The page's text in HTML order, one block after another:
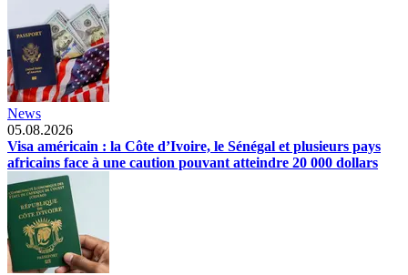
News
05.08.2026
Visa américain : la Côte d’Ivoire, le Sénégal et plusieurs pays
africains face à une caution pouvant atteindre 20 000 dollars